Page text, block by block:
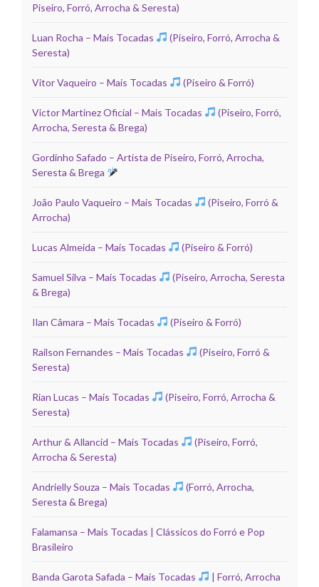
Piseiro, Forró, Arrocha & Seresta)
Luan Rocha – Mais Tocadas
(Piseiro, Forró, Arrocha &
Seresta)
Vitor Vaqueiro – Mais Tocadas (Piseiro & Forró)
Victor Martinez Oficial – Mais Tocadas
(Piseiro, Forró,
Arrocha, Seresta & Brega)
Gordinho Safado – Artista de Piseiro, Forró, Arrocha,
Seresta & Brega
João Paulo Vaqueiro – Mais Tocadas
(Piseiro, Forró &
Arrocha)
Lucas Almeida – Mais Tocadas (Piseiro & Forró)
Samuel Silva – Mais Tocadas
(Piseiro, Arrocha, Seresta
& Brega)
Ilan Câmara – Mais Tocadas (Piseiro & Forró)
Railson Fernandes – Mais Tocadas
(Piseiro, Forró &
Seresta)
Rian Lucas – Mais Tocadas
(Piseiro, Forró, Arrocha &
Seresta)
Arthur & Allancid – Mais Tocadas
(Piseiro, Forró,
Arrocha & Seresta)
Andrielly Souza – Mais Tocadas
(Forró, Arrocha,
Seresta & Brega)
Falamansa – Mais Tocadas | Clássicos do Forró e Pop
Brasileiro
Banda Garota Safada – Mais Tocadas
| Forró, Arrocha